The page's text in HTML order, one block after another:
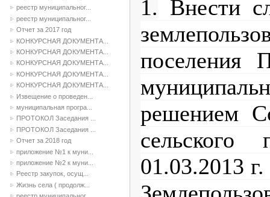
реестр муниципальног...
реестр муниципальног...
Отчет за 2017 год
КОНКУРСНАЯ ДОКУМЕНТА...
КОНКУРСНАЯ ДОКУМЕНТА...
КОНКУРСНАЯ ДОКУМЕНТА...
КОНКУРСНАЯ ДОКУМЕНТА...
КОНКУРСНАЯ ДОКУМЕНТА...
Извещение о проведен...
муниципальная програ...
ПРОТОКОЛ Заседания ...
ПРОТОКОЛ Заседания ...
Отчет за 2018 год
приложение №1 к муни...
приложение №2 к муни...
Реестр закупок, осущ...
Жизнь села ( продолж...
1. Внести
поселения
решением
сельского
01.03.2013